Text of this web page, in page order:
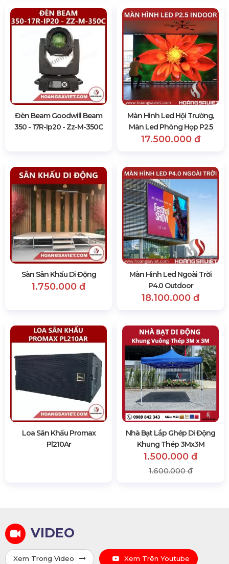
Đèn Beam Goodwill Beam
350 - 17R-Ip20 - Zz-M-350C
Màn Hình Led Hội Trường,
Màn Led Phòng Họp P2.5
17.500.000 đ
Sàn Sân Khấu Di Động
1.750.000 đ
Màn Hình Led Ngoài Trời
P4.0 Outdoor
18.100.000 đ
Loa Sân Khấu Promax
Pl210Ar
Nhà Bạt Lắp Ghép Di Động
Khung Thép 3Mx3M
1.500.000 đ
1.600.000 đ
VIDEO
Xem Trong Video Xem Trên Youtube